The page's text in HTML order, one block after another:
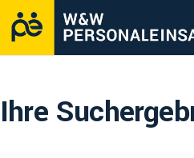
Ihre